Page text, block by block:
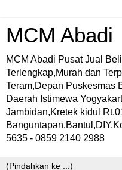
MCM Abadi
MCM Abadi Pusat Jual
Terlengkap,Murah dan
Teram,Depan Puskesmas
Daerah Istimewa
Jambidan,Kretek kidul
5635 - 0859 2140 2988